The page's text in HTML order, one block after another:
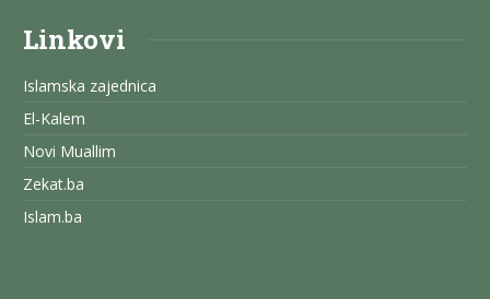
Linkovi
Islamska zajednica
El-Kalem
Novi Muallim
Zekat.ba
Islam.ba